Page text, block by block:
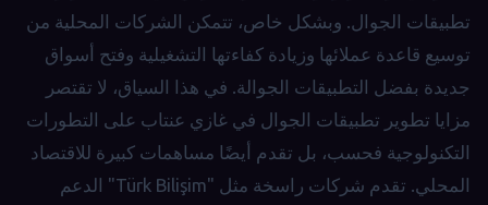
تطبيقات الجوال. وبشكل خاص، تتمكن الشركات المحلية من
توسيع قاعدة عملائها وزيادة كفاءتها التشغيلية وفتح أسواق
جديدة بفضل التطبيقات الجوالة. في هذا السياق، لا تقتصر
مزايا تطوير تطبيقات الجوال في غازي عنتاب على التطورات
التكنولوجية فحسب، بل تقدم أيضًا مساهمات كبيرة للاقتصاد
المحلي. تقدم شركات راسخة مثل "Türk Bilişim" الدعم